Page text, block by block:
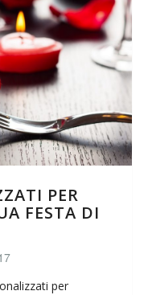
PER
FESTA DI
per